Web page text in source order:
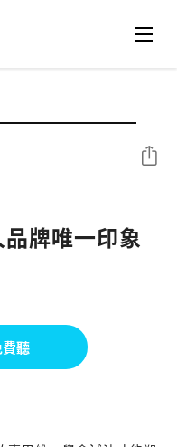
牌唯一印象
分享
聽